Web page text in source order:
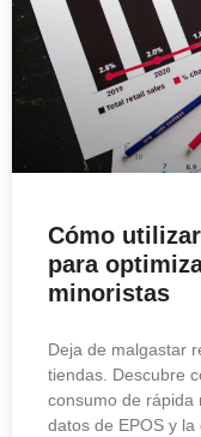
Cómo
para
minoristas
Deja de malgastar
tiendas. Descubre
consumo de rápida
datos de EPOS y